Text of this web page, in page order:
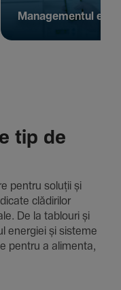
Managementul
tip de
pentru soluții și
clădi­rilor
De la tablouri și
energiei și sisteme
pentru a alimenta,